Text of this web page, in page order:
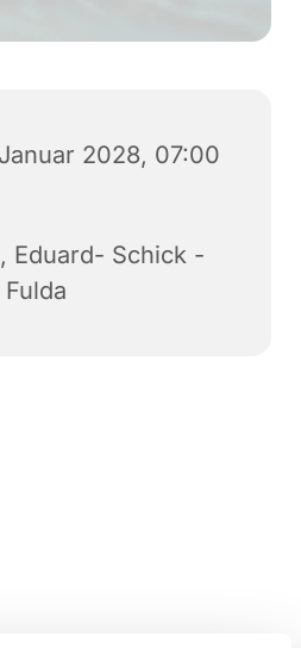
2028, 07:00
Eduard- Schick -